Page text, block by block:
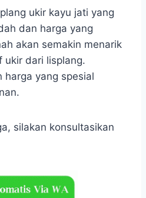
ukir kayu jati yang
dan harga yang
akan semakin menarik
ukir dari lisplang.
harga yang spesial
silakan konsultasikan